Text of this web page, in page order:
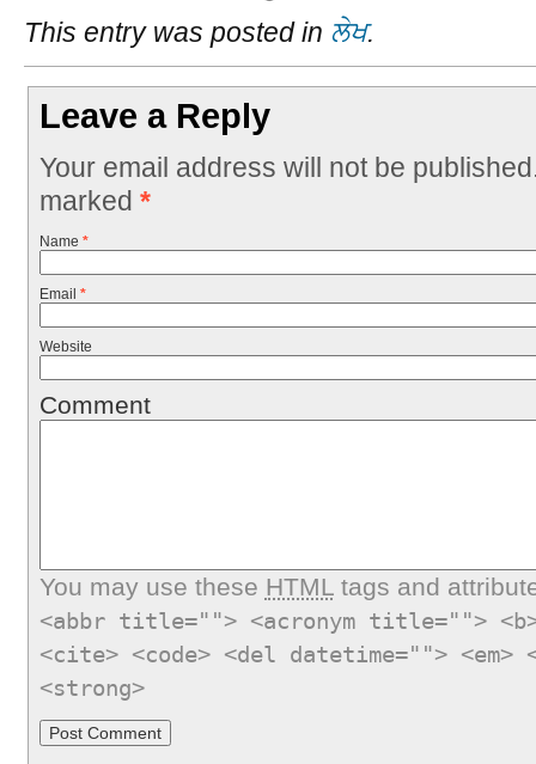
This entry was posted in ਲੇਖ.
Leave a Reply
Your email address will not be
marked *
Name *
Email *
Website
Comment
You may use these HTMLtags and
<abbr title=""> <acronym title="">
<cite> <code> <del datetime="">
<strong>